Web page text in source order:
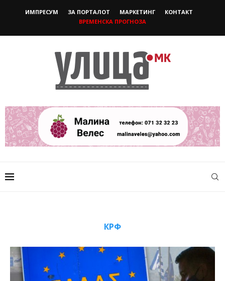
ИМПРЕСУМ ЗА ПОРТАЛОТ МАРКЕТИНГ
КОНТАКТ
ВРЕМЕНСКА ПРОГНОЗА
КРФ